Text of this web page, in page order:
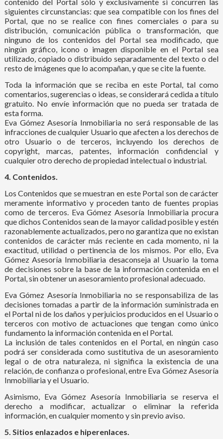
siguientes circunstancias: que sea compatible con los fines del
Portal, que no se realice con fines comerciales o para su
distribución, comunicación pública o transformación, que
ninguno de los contenidos del Portal sea modificado, que
ningún gráfico, icono o imagen disponible en el Portal sea
utilizado, copiado o distribuido separadamente del texto o del
resto de imágenes que lo acompañan, y que se cite la fuente.
Toda la información que se reciba en este Portal, tal como
comentarios, sugerencias o ideas, se considerará cedida a título
gratuito. No envíe información que no pueda ser tratada de
esta forma.
Eva Gómez Asesoría Inmobiliaria no será responsable de las
infracciones de cualquier Usuario que afecten a los derechos de
otro Usuario o de terceros, incluyendo los derechos de
copyright, marcas, patentes, información confidencial y
cualquier otro derecho de propiedad intelectual o industrial.
4. Contenidos.
Los Contenidos que se muestran en este Portal son de carácter
meramente informativo y proceden tanto de fuentes propias
como de terceros. Eva Gómez Asesoría Inmobiliaria procura
que dichos Contenidos sean de la mayor calidad posible y estén
razonablemente actualizados, pero no garantiza que no existan
contenidos de carácter más reciente en cada momento, ni la
exactitud, utilidad o pertinencia de los mismos. Por ello, Eva
Gómez Asesoría Inmobiliaria desaconseja al Usuario la toma
de decisiones sobre la base de la información contenida en el
Portal, sin obtener un asesoramiento profesional adecuado.
Eva Gómez Asesoría Inmobiliaria no se responsabiliza de las
decisiones tomadas a partir de la información suministrada en
el Portal ni de los daños y perjuicios producidos en el Usuario o
terceros con motivo de actuaciones que tengan como único
fundamento la información contenida en el Portal.
La inclusión de tales contenidos en el Portal, en ningún caso
podrá ser considerada como sustitutiva de un asesoramiento
legal o de otra naturaleza, ni significa la existencia de una
relación, de confianza o profesional, entre Eva Gómez Asesoría
Inmobiliaria y el Usuario.
Asimismo, Eva Gómez Asesoría Inmobiliaria se reserva el
derecho a modificar, actualizar o eliminar la referida
información, en cualquier momento y sin previo aviso.
5. Sitios enlazados e hiperenlaces.